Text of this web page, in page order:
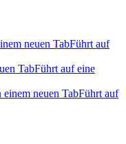
neuen TabFührt auf
TabFührt auf eine
neuen TabFührt auf